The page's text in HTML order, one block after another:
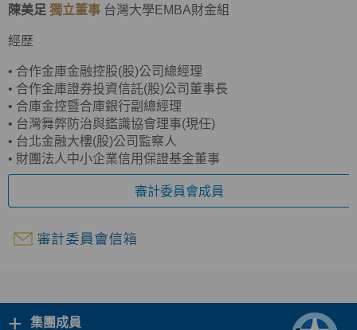
陳美足 獨立董事 台灣大學EMBA財金組
經歷
• 合作金庫金融控股(股)公司總經理
• 合作金庫證券投資信託(股)公司董事長
• 合庫金控暨合庫銀行副總經理
• 台灣舞弊防治與鑑識協會理事(現任)
• 台北金融大樓(股)公司監察人
• 財團法人中小企業信用保證基金董事
審計委員會成員
+ 集團成員